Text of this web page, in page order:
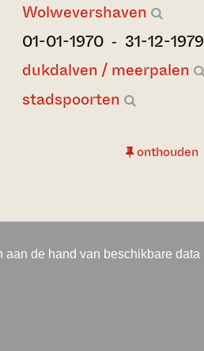
Wolwevershaven
01-01-1970 ‐ 31-12-1979
dukdalven / meerpalen
stadspoorten
onthouden